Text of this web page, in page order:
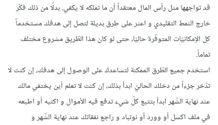
قد تواجهها مثل رأس المال معتقداً أن ما تملكه لا يكفي. بدلًا من ذلك فكّر
خارج النمط التقليدي و اعثر على طرق بديلة لتصل إلى هدفك مستخدماً
كل الإمكانيّات المتوفّرة حاليّا، حتى لو كان هذا الطّريق مشروع مختلف
تماماً.
استخدم جميع الطّرق الممكنة لتساعدك على الوصول إلى هدفك، إن كنت لا
تدّخر جزءاً من دخلك الحاليّ ابدأ بذلك، إن كنت لا تعلم أين يختفي مالك
عند نهاية الشّهر ابدأ بتتبع كلّ شيء تدفع فيه الأموال و اكتبه أو اطبعه
في ملف اكسل أو وورد أو نوتباد و راجع نفقاتك عند نهاية الشّهر و